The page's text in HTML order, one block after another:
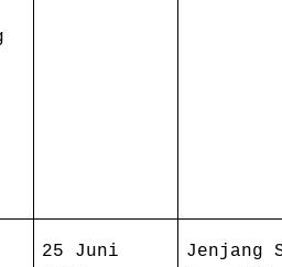
25 Juni
Jenjang